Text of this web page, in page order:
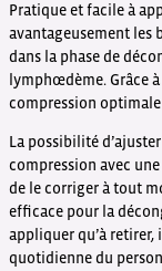
Pratique et facile à
avantageusement les
dans la phase de
lymphœdème. Grâce
compression
La possibilité
compression avec
de le corriger à tout
efficace pour la
appliquer qu’à retirer,
quotidienne du